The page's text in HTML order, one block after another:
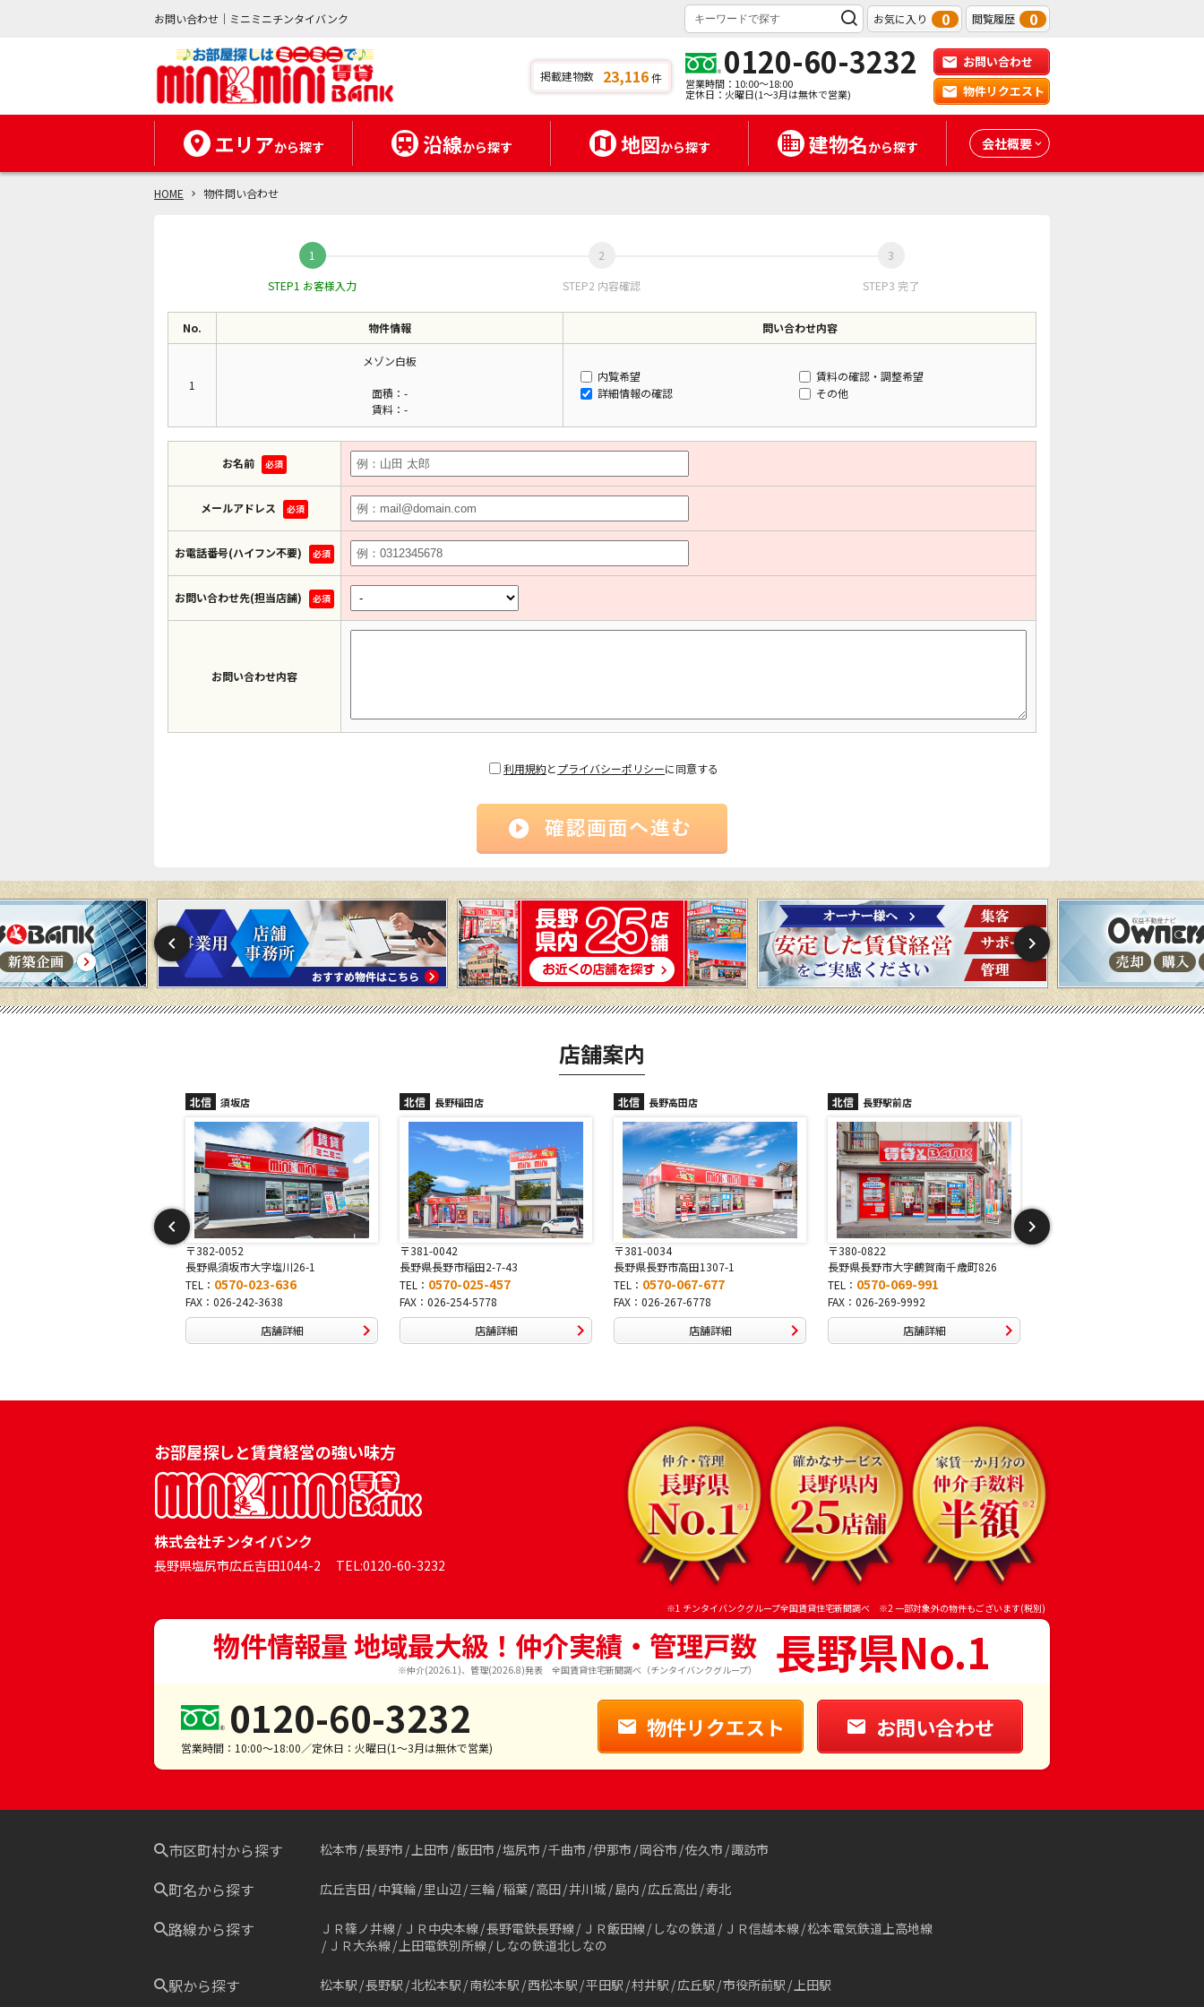
お問い合わせ｜ミニミニチンタイバンク お気に入り 0 閲覧履歴 0
掲載建物数 23,116件 0120-60-3232
営業時間：10:00～18:00
定休日：火曜日(1～3月は無休で営業)
お問い合わせ
物件リクエスト
エリアから探す 沿線から探す 地図から探す 建物名から探す 会社概要
HOME 物件問い合わせ
STEP1 お客様入力 STEP2 内容確認 STEP3 完了
No. 物件情報 問い合わせ内容
1
メゾン白板
面積：-
賃料：-
内覧希望
賃料の確認・調整希望
詳細情報の確認
その他
お名前 必須
メールアドレス 必須
お電話番号(ハイフン不要) 必須
お問い合わせ先(担当店舗) 必須
お問い合わせ内容
利用規約とプライバシーポリシーに同意する
店舗案内
北信 長野稲田店
〒381-0042
長野県長野市稲田2-7-43
TEL：0570-025-457
FAX：026-254-5778
店舗詳細
北信 長野高田店
〒381-0034
長野県長野市高田1307-1
TEL：0570-067-677
FAX：026-267-6778
店舗詳細
北信 長野駅前店
〒380-0822
長野県長野市大字鶴賀南千歳町826
TEL：0570-069-991
FAX：026-269-9992
店舗詳細
北信 長野稲里店
〒381-2243
長野県長野市稲里1-5-25
TEL：0570-067-878
FAX：026-286-7888
店舗詳細
お部屋探しと賃貸経営の強い味方
株式会社チンタイバンク
長野県塩尻市広丘吉田1044-2 TEL:0120-60-3232
※1 チンタイバンクグループ全国賃貸住宅新聞調べ ※2 一部対象外の物件もございます(税別)
物件情報量 地域最大級！仲介実績・管理戸数
※仲介(2026.1)、管理(2026.8)発表 全国賃貸住宅新聞調べ（チンタイバンクグループ） 長野県No.1
0120-60-3232
営業時間：10:00～18:00／定休日：火曜日(1～3月は無休で営業)
物件リクエスト お問い合わせ
市区町村から探す 松本市 長野市 上田市 飯田市 塩尻市 千曲市 伊那市 岡谷市 佐久市 諏訪市
町名から探す 広丘吉田 中箕輪 里山辺 三輪 稲葉 高田 井川城 島内 広丘高出 寿北
路線から探す ＪＲ篠ノ井線 ＪＲ中央本線 長野電鉄長野線 ＪＲ飯田線 しなの鉄道 ＪＲ信越本線 松本電気鉄道上高地線
ＪＲ大糸線 上田電鉄別所線 しなの鉄道北しなの
駅から探す 松本駅 長野駅 北松本駅 南松本駅 西松本駅 平田駅 村井駅 広丘駅 市役所前駅 上田駅